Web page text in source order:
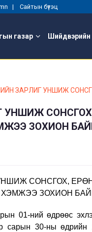
| Сайтын бүтэц
газар Шийдвэрийн
ЗАРЛИГ УНШИЖ
УНШИЖ
ЗОХИОН
СОНСГОХ,
ЗОХИОН
01-ний өдрөөс
30-ны өдрийн